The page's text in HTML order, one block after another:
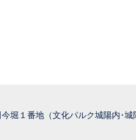
堀１番地（文化パルク城陽内･